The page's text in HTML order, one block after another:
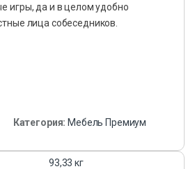
игры, да и в целом удобно
лица собеседников.
Категория: Мебель Премиум
93,33 кг